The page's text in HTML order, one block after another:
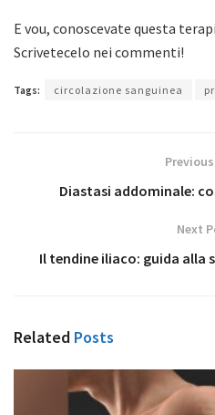
E vou, conoscevate questa
Scrivetecelo nei commenti!
Tags: circolazione sanguinea
Diastasi addominale:
Next
Il tendine iliaco: guida alla
Related Posts